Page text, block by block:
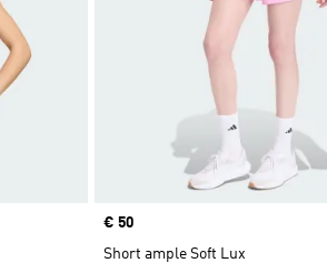
Prix
€ 50
Short ample Soft Lux